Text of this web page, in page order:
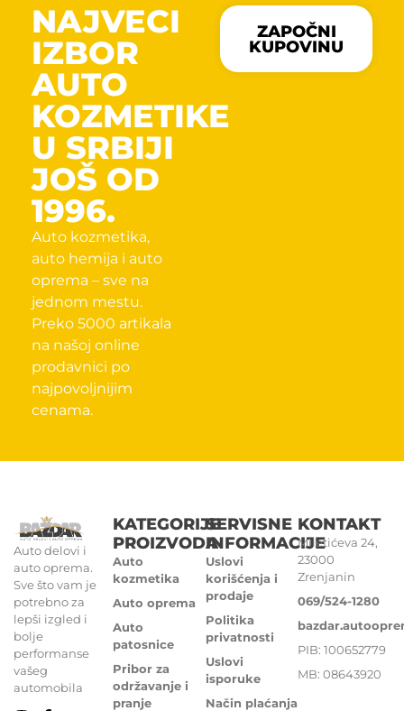
NAJVECI
IZBOR
AUTO
KOZMETIKE
U SRBIJI
JOŠ OD
1996.
Auto kozmetika,
auto hemija i auto
oprema – sve na
jednom mestu.
Preko 5000 artikala
na našoj online
prodavnici po
najpovoljnijim
cenama.
ZAPOČNI
KUPOVINU
Auto delovi i
auto oprema.
Sve što vam je
potrebno za
lepši izgled i
bolje
performanse
vašeg
automobila
KATEGORIJE
PROIZVODA
Auto
kozmetika
Auto oprema
Auto
patosnice
Pribor za
održavanje i
pranje
SERVISNE
INFORMACIJE
Uslovi
korišćenja i
prodaje
Politika
privatnosti
Uslovi
isporuke
Način plaćanja
KONTAKT
Miletićeva 24,
23000
Zrenjanin
069/524-1280
PIB: 100652779
MB: 08643920